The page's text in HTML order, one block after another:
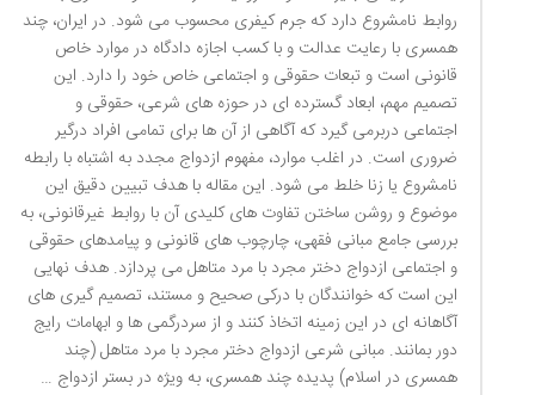
روابط نامشروع دارد که جرم کیفری محسوب می شود. در ایران، چند
همسری با رعایت عدالت و با کسب اجازه دادگاه در موارد خاص
قانونی است و تبعات حقوقی و اجتماعی خاص خود را دارد. این
تصمیم مهم، ابعاد گسترده ای در حوزه های شرعی، حقوقی و
اجتماعی دربرمی گیرد که آگاهی از آن ها برای تمامی افراد درگیر
ضروری است. در اغلب موارد، مفهوم ازدواج مجدد به اشتباه با رابطه
نامشروع یا زنا خلط می شود. این مقاله با هدف تبیین دقیق این
موضوع و روشن ساختن تفاوت های کلیدی آن با روابط غیرقانونی، به
بررسی جامع مبانی فقهی، چارچوب های قانونی و پیامدهای حقوقی
و اجتماعی ازدواج دختر مجرد با مرد متاهل می پردازد. هدف نهایی
این است که خوانندگان با درکی صحیح و مستند، تصمیم گیری های
آگاهانه ای در این زمینه اتخاذ کنند و از سردرگمی ها و ابهامات رایج
دور بمانند. مبانی شرعی ازدواج دختر مجرد با مرد متاهل (چند
همسری در اسلام) پدیده چند همسری، به ویژه در بستر ازدواج …